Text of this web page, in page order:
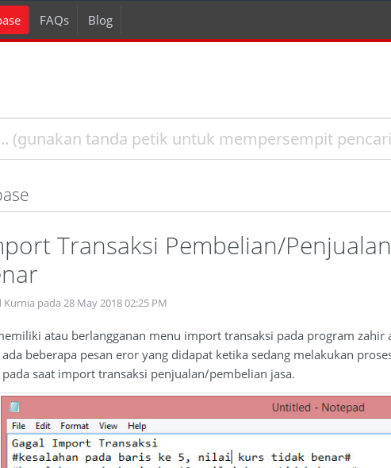
FAQs Blog
Transaksi Pembelian/
pada 28 May 2018 02:25 PM
atau berlangganan menu import transaksi pada program
beberapa pesan eror yang didapat ketika sedang melakukan
saat import transaksi penjualan/pembelian jasa.